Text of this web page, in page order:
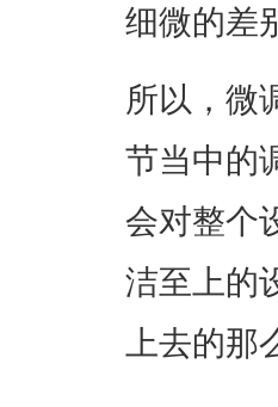
细微的差
所以，微
节当中的
会对整个
洁至上的
上去的那